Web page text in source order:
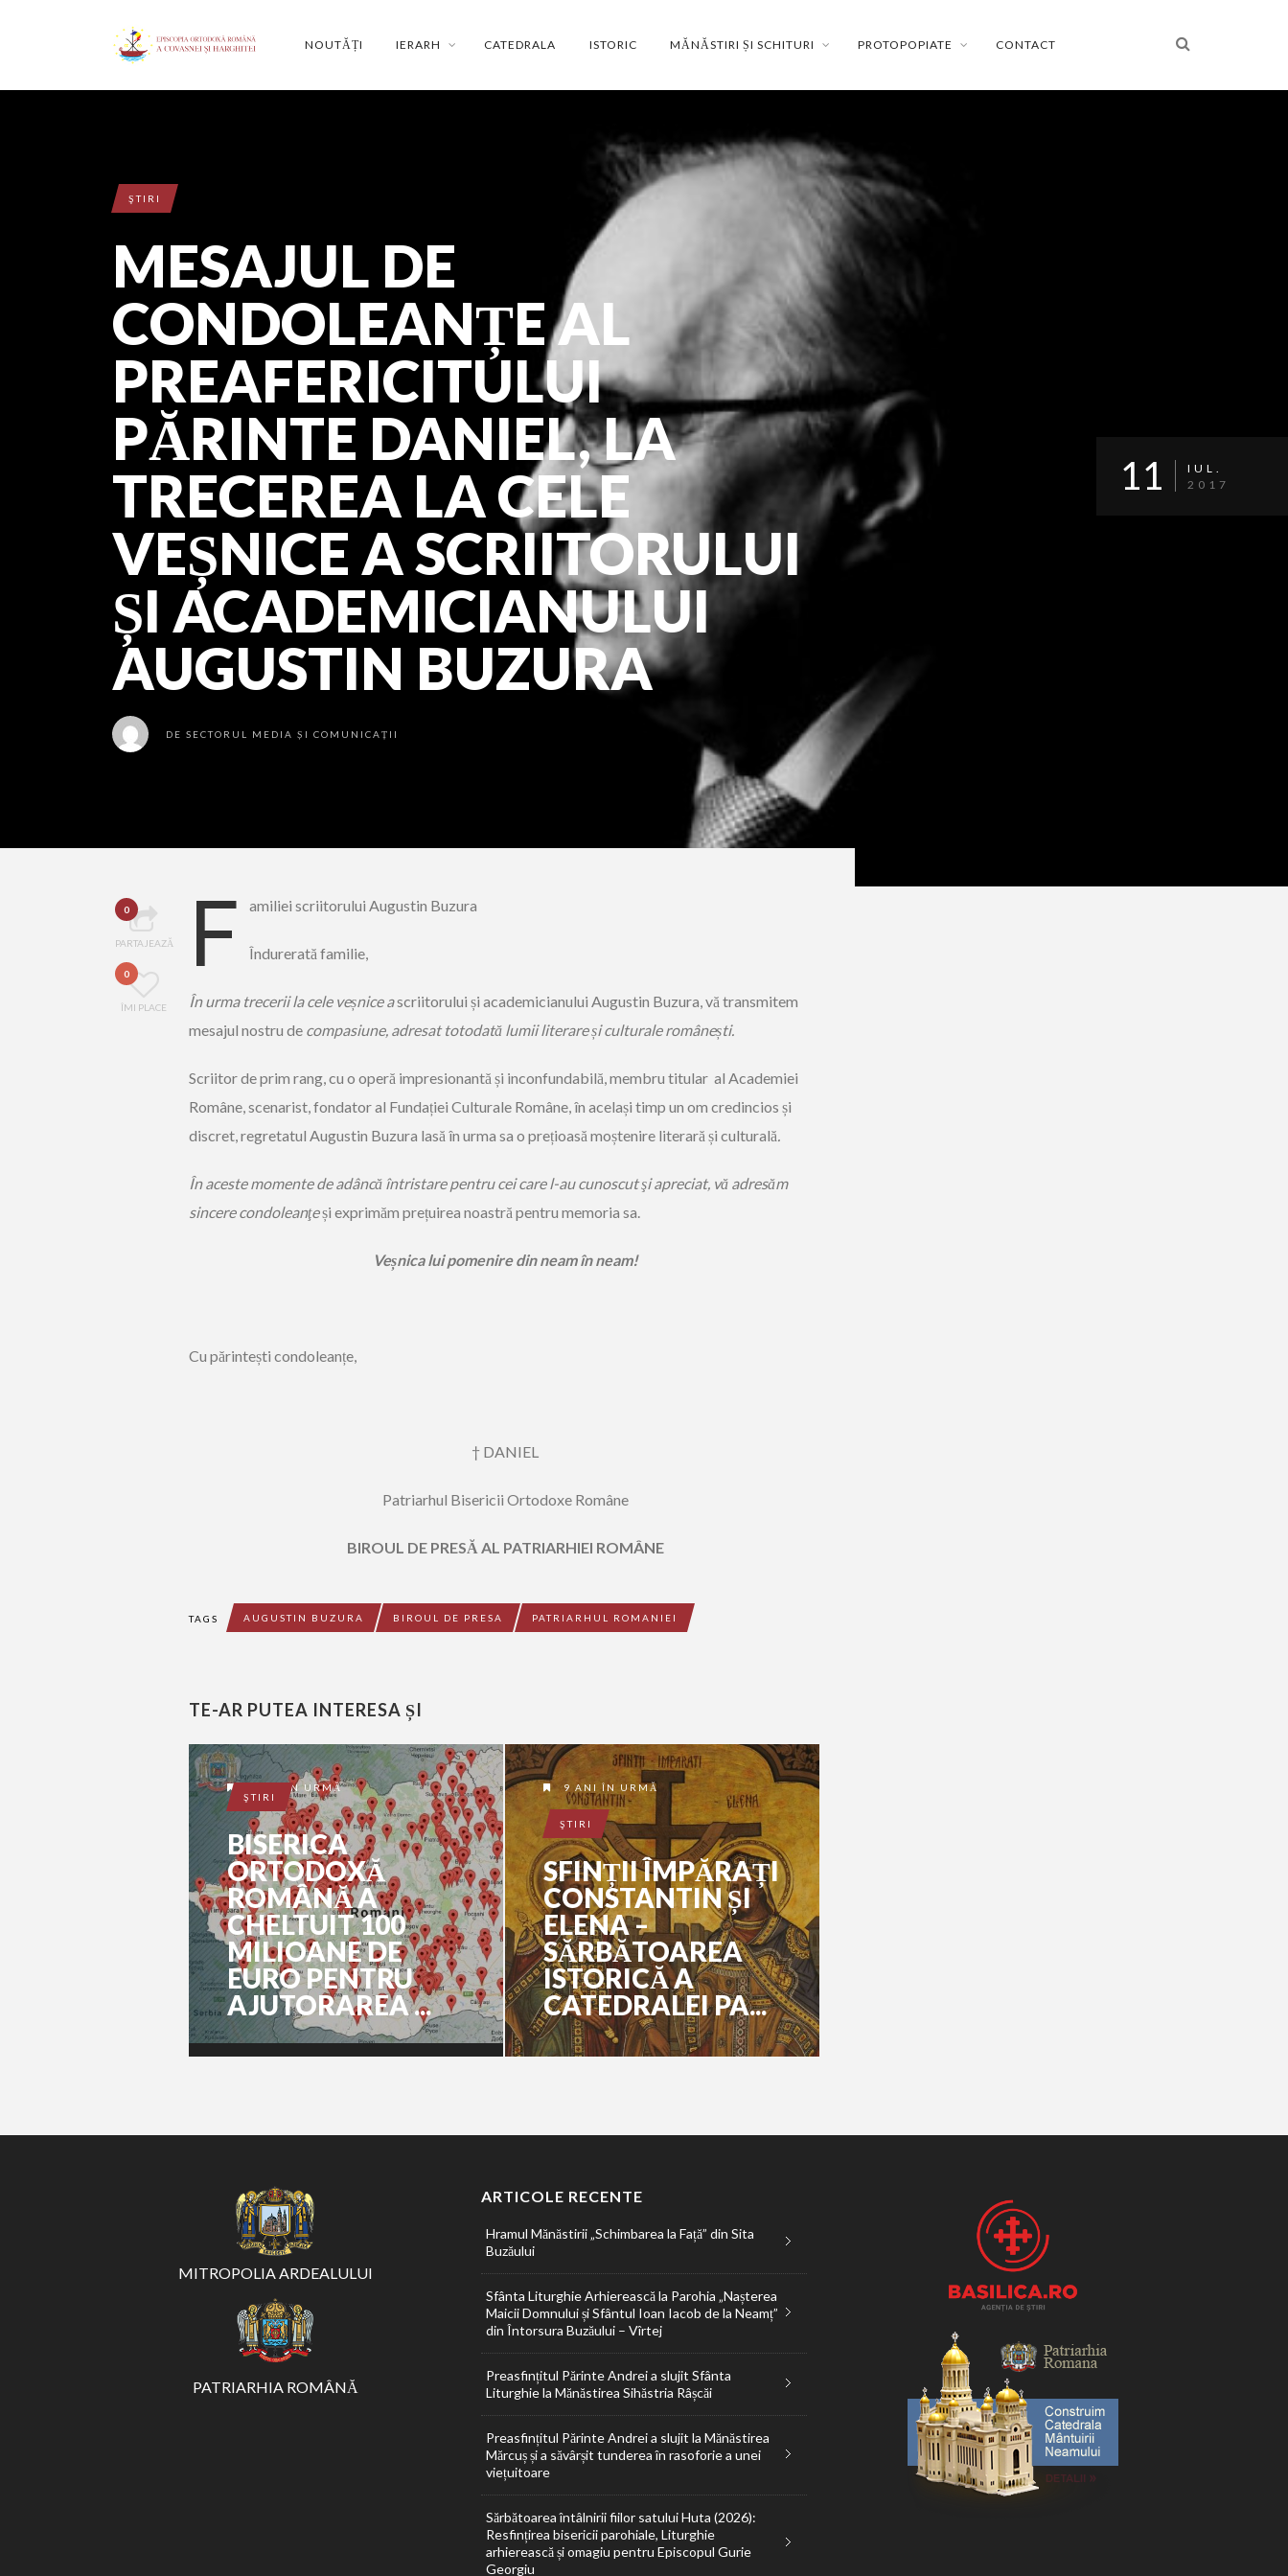
NOUTĂȚI IERARH CATEDRALA ISTORIC MĂNĂSTIRI ȘI SCHITURI PROTOPOPIATE CONTACT
ŞTIRI
MESAJUL DE
CONDOLEANȚE AL
PREAFERICITULUI
PĂRINTE DANIEL, LA
TRECEREA LA CELE
VEȘNICE A SCRIITORULUI
ȘI ACADEMICIANULUI
AUGUSTIN BUZURA
DE SECTORUL MEDIA ȘI COMUNICAȚII
11
IUL.
2017
0
PARTAJEAZĂ
0
ÎMI PLACE
F amiliei scriitorului Augustin Buzura
Îndurerată familie,
În urma trecerii la cele veșnice ascriitorului și academicianului Augustin Buzura, vă transmitem
mesajul nostru de compasiune, adresat totodată lumii literareși culturale românești.
Scriitor de prim rang, cu o operă impresionantă și inconfundabilă, membru titular al Academiei
Române, scenarist, fondator al Fundației Culturale Române, în același timp un om credincios și
discret, regretatul Augustin Buzura lasă în urma sa o prețioasă moștenire literară și culturală
În aceste momente de adâncă întristare pentru cei care l-au cunoscut şi apreciat, vă adresăm
sincere condoleanţeși exprimăm prețuirea noastră pentru memoria sa.
Veșnica lui pomenire din neamîn neam!
Cu părintești condoleanțe,
† DANIEL
Patriarhul Bisericii Ortodoxe Române
BIROUL DE PRESĂ AL PATRIARHIEI ROMÂNE
TAGS AUGUSTIN BUZURA BIROUL DE PRESA PATRIARHUL ROMANIEI
TE-AR PUTEA INTERESA ȘI
9 ANI ÎN URMĂ
ŞTIRI
BISERICA
ORTODOXĂ
ROMÂNĂ A
CHELTUIT 100
MILIOANE DE
EURO PENTRU
AJUTORAREA ...
9 ANI ÎN URMĂ
ŞTIRI
SFINȚII ÎMPĂRAȚI
CONSTANTIN ȘI
ELENA –
SĂRBĂTOAREA
ISTORICĂ A
CATEDRALEI PA...
MITROPOLIA ARDEALULUI
PATRIARHIA ROMÂNĂ
ARTICOLE RECENTE
Hramul Mănăstirii „Schimbarea la Față” din Sita
Buzăului
Sfânta Liturghie Arhierească la Parohia „Nașterea
Maicii Domnului și Sfântul Ioan Iacob de la Neamț”
din Întorsura Buzăului – Vîrtej
Preasfințitul Părinte Andrei a slujit Sfânta
Liturghie la Mănăstirea Sihăstria Râșcăi
Preasfințitul Părinte Andrei a slujit la Mănăstirea
Mărcuș și a săvârșit tunderea în rasoforie a unei
viețuitoare
Sărbătoarea întâlnirii fiilor satului Huta (2026):
Resfințirea bisericii parohiale, Liturghie
arhierească și omagiu pentru Episcopul Gurie
Georgiu